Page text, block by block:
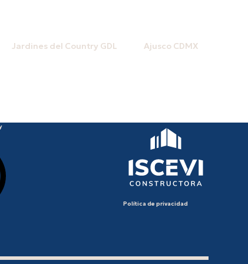
Jardines del Country GDL Ajusco CDMX
Política de privacidad